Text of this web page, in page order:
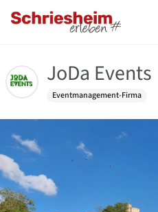
JoDa Events
Eventmanagement-Firma